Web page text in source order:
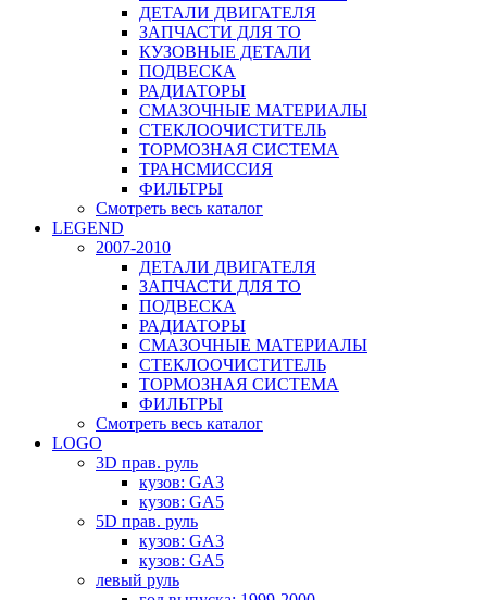
ДЕТАЛИ ДВИГАТЕЛЯ
ЗАПЧАСТИ ДЛЯ ТО
КУЗОВНЫЕ ДЕТАЛИ
ПОДВЕСКА
РАДИАТОРЫ
СМАЗОЧНЫЕ МАТЕРИАЛЫ
СТЕКЛООЧИСТИТЕЛЬ
ТОРМОЗНАЯ СИСТЕМА
ТРАНСМИССИЯ
ФИЛЬТРЫ
Смотреть весь каталог
LEGEND
2007-2010
ДЕТАЛИ ДВИГАТЕЛЯ
ЗАПЧАСТИ ДЛЯ ТО
ПОДВЕСКА
РАДИАТОРЫ
СМАЗОЧНЫЕ МАТЕРИАЛЫ
СТЕКЛООЧИСТИТЕЛЬ
ТОРМОЗНАЯ СИСТЕМА
ФИЛЬТРЫ
Смотреть весь каталог
LOGO
3D прав. руль
кузов: GA3
кузов: GA5
5D прав. руль
кузов: GA3
кузов: GA5
левый руль